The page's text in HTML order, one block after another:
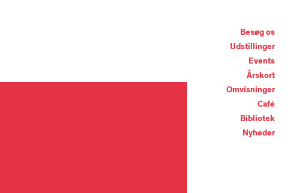
Besøg os
Udstillinger
Events
Årskort
Omvisninger
Café
Bibliotek
Nyheder